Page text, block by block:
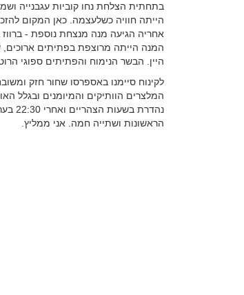
בתחתית הצלחת נחו קוביות עגבנייה
הייתה חוויה כשלעצמה. כאן המקום
אחריה הגיעה מנה מנצחת נוספת -
המנה הייתה מרוצפת בפתיתים ארוכים,
היין. הבשר הנימוח והפתיתים ספוגי
לקינוח סיימנו באספרסו שחור חזק
המלצרים הוותיקים והמיומנים ובגלל
הראשונות ושתייה חמה. אני ממליץ.